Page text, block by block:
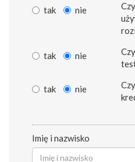
tak nie
tak nie
tak nie
Imię i nazwisko